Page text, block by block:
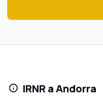
IRNR a Andorra